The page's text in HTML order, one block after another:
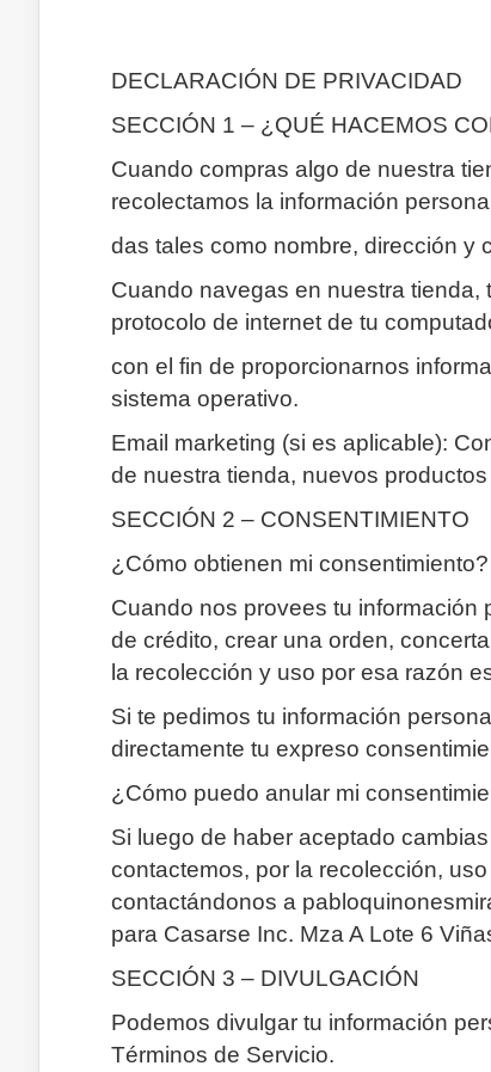
DECLARACIÓN DE PRIVACIDAD
SECCIÓN 1 – ¿QUÉ HACEMOS
Cuando compras algo de nuestra
recolectamos la información
das tales como nombre, dirección y
Cuando navegas en nuestra
protocolo de internet de tu
con el fin de proporcionarnos
sistema operativo.
Email marketing (si es aplicable):
de nuestra tienda, nuevos
SECCIÓN 2 – CONSENTIMIENTO
¿Cómo obtienen mi consentimiento?
Cuando nos provees tu información
de crédito, crear una orden,
la recolección y uso por esa razón
Si te pedimos tu información
directamente tu expreso
¿Cómo puedo anular mi
Si luego de haber aceptado
contactemos, por la recolección,
contactándonos a
para Casarse Inc. Mza A Lote 6
SECCIÓN 3 – DIVULGACIÓN
Podemos divulgar tu información
Términos de Servicio.